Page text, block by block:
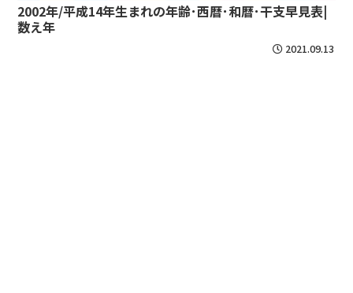
2002年/平成14年生まれの年齢･西暦･和暦･干支早見表|
数え年
2021.09.13